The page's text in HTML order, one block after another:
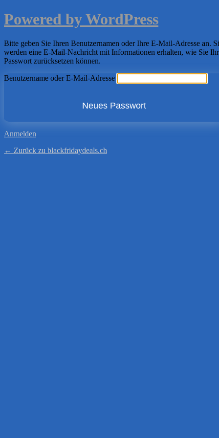
Powered by WordPress
Bitte geben Sie Ihren Benutzernamen oder Ihre E-Mail-Adresse an.
werden eine E-Mail-Nachricht mit Informationen erhalten, wie Sie Ihr
Passwort zurücksetzen können.
Benutzername oder E-Mail-Adresse
Anmelden
← Zurück zu blackfridaydeals.ch